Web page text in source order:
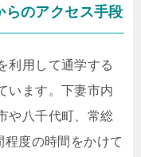
らのアクセス手段
利用して通学する
います。下妻市内
や八千代町、常総
度の時間をかけて